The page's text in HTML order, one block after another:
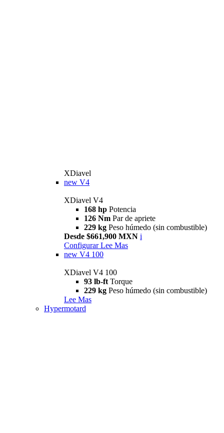
XDiavel
new V4
XDiavel V4
168 hp Potencia
126 Nm Par de apriete
229 kg Peso húmedo (sin combustible)
Desde $661,900 MXN i
Configurar Lee Mas
new V4 100
XDiavel V4 100
93 lb-ft Torque
229 kg Peso húmedo (sin combustible)
Lee Mas
Hypermotard